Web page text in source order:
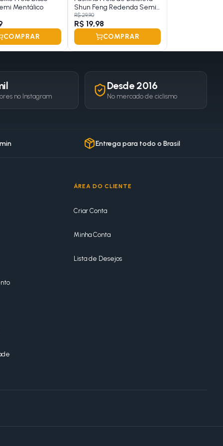
Mentálico
COMPRAR
Shun Feng Redenda Semi
Metálico
R$ 29,90
R$ 19,98
COMPRAR
no Instagram
Desde 2016
No mercado de ciclismo
Entrega para todo o Brasil
ÁREA DO CLIENTE
Criar Conta
Minha Conta
Lista de Desejos